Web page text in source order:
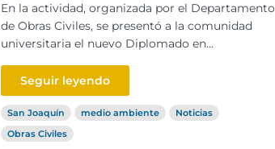
En la actividad, organizada por el Departamento
de Obras Civiles, se presentó a la comunidad
universitaria el nuevo Diplomado en...
Seguir leyendo
San Joaquín medio ambiente
Noticias
Obras Civiles